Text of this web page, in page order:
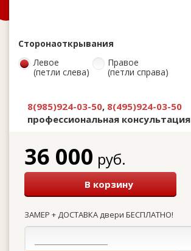
Сторонаоткрывания
Левое
(петли слева)
Правое
(петли справа)
8(985)924-03-50, 8(495)924-03-50
профессиональная консультация
36 000 руб.
В корзину
ЗАМЕР + ДОСТАВКА двери БЕСПЛАТНО!